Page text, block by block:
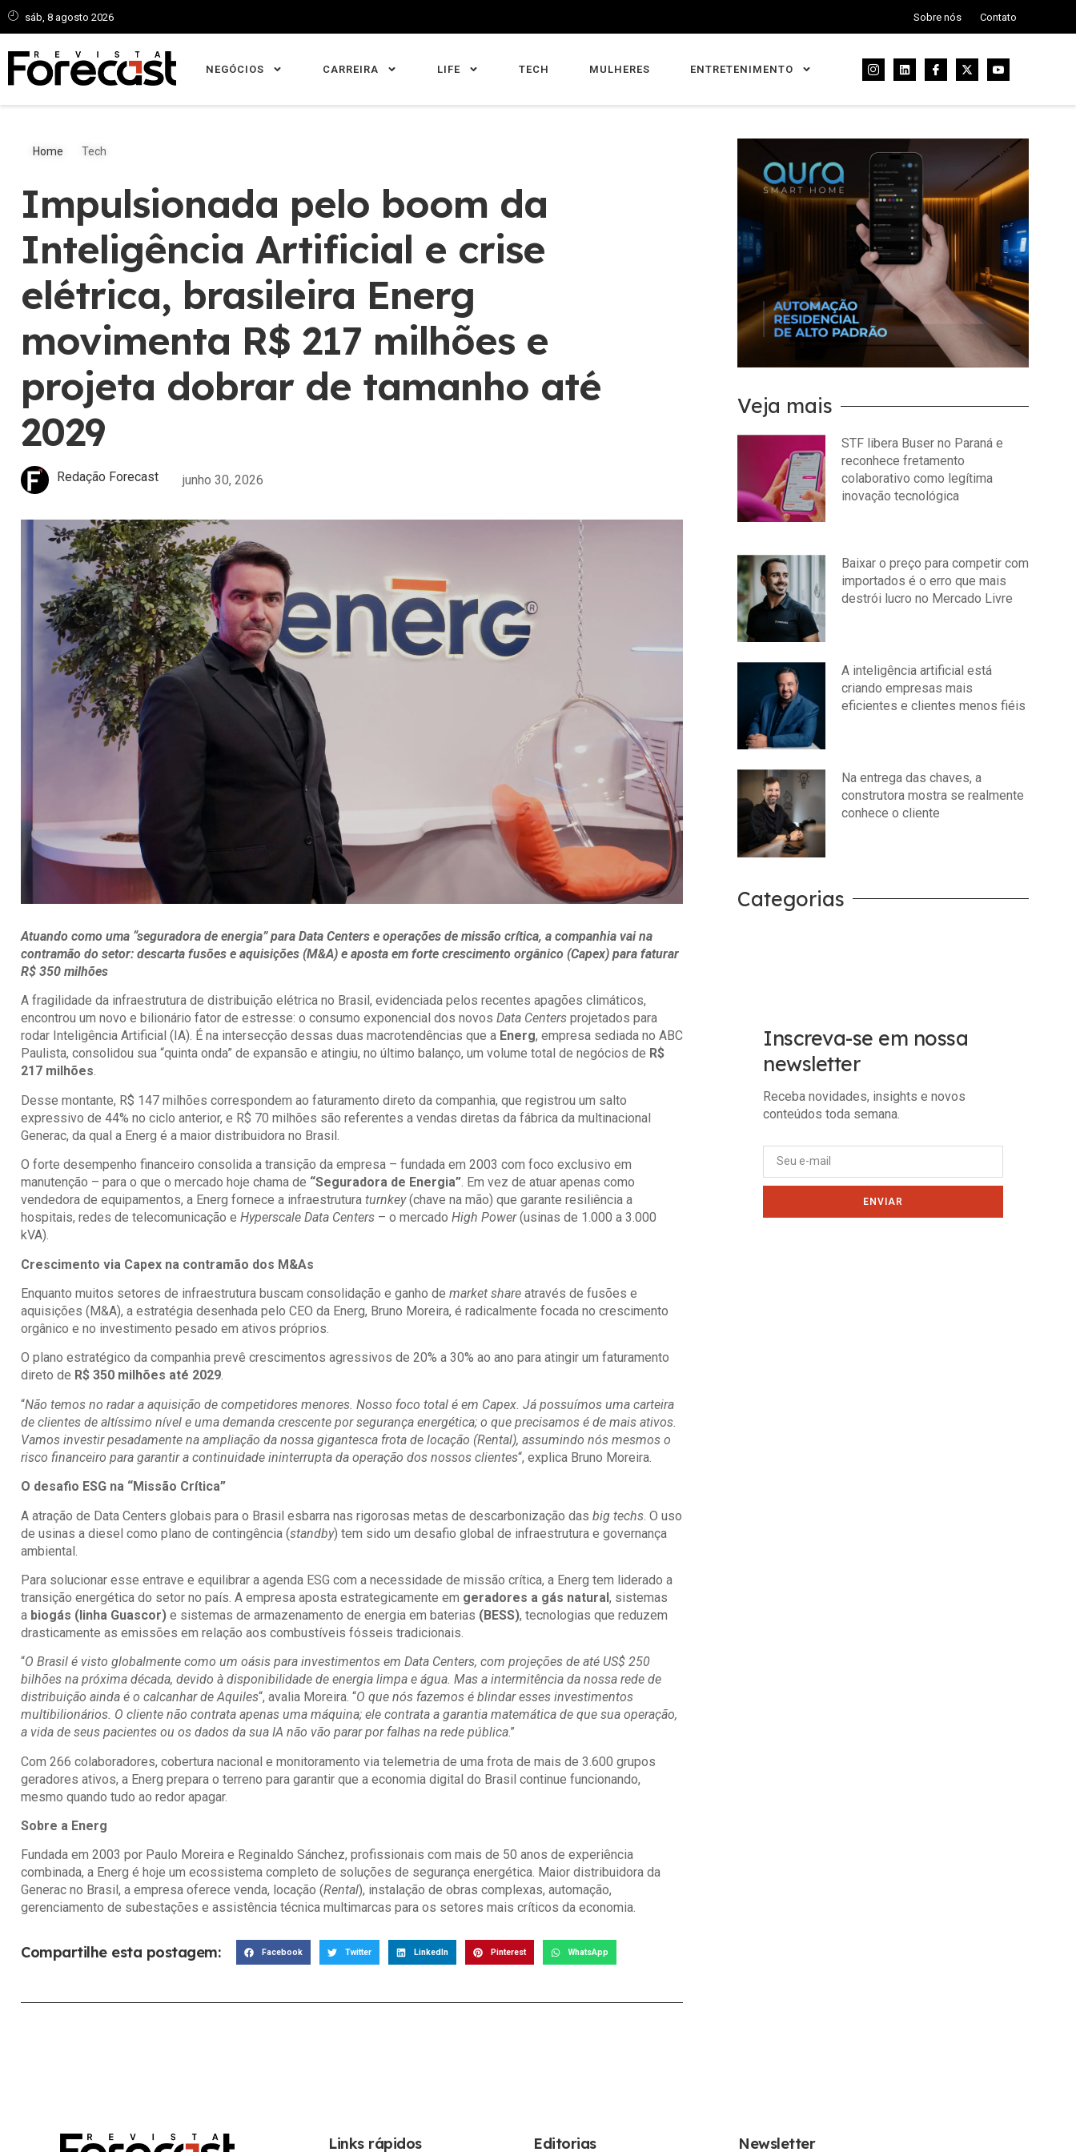
sáb, 8 agosto 2026 Sobre nós Contato
NEGÓCIOS CARREIRA LIFE TECH MULHERES ENTRETENIMENTO
Home Tech
Impulsionada pelo boom da
Inteligência Artificial e crise
elétrica, brasileira Energ
movimenta R$ 217 milhões e
projeta dobrar de tamanho até
2029
Redação Forecast junho 30, 2026
Atuando como uma “seguradora de energia” para Data Centers e operações de missão crítica, a companhia vai na
contramão do setor: descarta fusões e aquisições (M&A) e aposta em forte crescimento orgânico (Capex) para faturar
R$ 350 milhões
A fragilidade da infraestrutura de distribuição elétrica no Brasil, evidenciada pelos recentes apagões climáticos,
encontrou um novo e bilionário fator de estresse: o consumo exponencial dos novos Data Centers projetados para
rodar Inteligência Artificial (IA). É na intersecção dessas duas macrotendências que a Energ, empresa sediada no ABC
Paulista, consolidou sua “quinta onda” de expansão e atingiu, no último balanço, um volume total de negócios de R$
217 milhões.
Desse montante, R$ 147 milhões correspondem ao faturamento direto da companhia, que registrou um salto
expressivo de 44% no ciclo anterior, e R$ 70 milhões são referentes a vendas diretas da fábrica da multinacional
Generac, da qual a Energ é a maior distribuidora no Brasil.
O forte desempenho financeiro consolida a transição da empresa – fundada em 2003 com foco exclusivo em
manutenção – para o que o mercado hoje chama de “Seguradora de Energia”. Em vez de atuar apenas como
vendedora de equipamentos, a Energ fornece a infraestrutura turnkey(chave na mão) que garante resiliência a
hospitais, redes de telecomunicação e Hyperscale Data Centers – o mercado High Power(usinas de 1.000 a 3.000
kVA).
Crescimento via Capex na contramão dos M&As
Enquanto muitos setores de infraestrutura buscam consolidação e ganho de market share através de fusões e
aquisições (M&A), a estratégia desenhada pelo CEO da Energ, Bruno Moreira, é radicalmente focada no crescimento
orgânico e no investimento pesado em ativos próprios.
O plano estratégico da companhia prevê crescimentos agressivos de 20% a 30% ao ano para atingir um faturamento
direto de R$ 350 milhões até 2029.
“Não temos no radar a aquisição de competidores menores. Nosso foco total é em Capex. Já possuímos uma carteira
de clientes de altíssimo nível e uma demanda crescente por segurança energética; o que precisamos é de mais ativos.
Vamos investir pesadamente na ampliação da nossa gigantesca frota de locação (Rental), assumindo nós mesmos o
risco financeiro para garantir a continuidade ininterrupta da operação dos nossos clientes“, explica Bruno Moreira.
O desafio ESG na “Missão Crítica”
A atração de Data Centers globais para o Brasil esbarra nas rigorosas metas de descarbonização das big techs . O uso
de usinas a diesel como plano de contingência (standby) tem sido um desafio global de infraestrutura e governança
ambiental.
Para solucionar esse entrave e equilibrar a agenda ESG com a necessidade de missão crítica, a Energ tem liderado a
transição energética do setor no país. A empresa aposta estrategicamente em geradores a gás natural, sistemas
a biogás (linha Guascor) e sistemas de armazenamento de energia em baterias (BESS), tecnologias que reduzem
drasticamente as emissões em relação aos combustíveis fósseis tradicionais.
“O Brasil é visto globalmente como um oásis para investimentos em Data Centers, com projeções de até US$ 250
bilhões na próxima década, devido à disponibilidade de energia limpa e água. Mas a intermitência da nossa rede de
distribuição ainda é o calcanhar de Aquiles“, avalia Moreira. “O que nós fazemos é blindar esses investimentos
multibilionários. O cliente não contrata apenas uma máquina; ele contrata a garantia matemática de que sua operação,
a vida de seus pacientes ou os dados da sua IA não vão parar por falhas na rede pública.”
Com 266 colaboradores, cobertura nacional e monitoramento via telemetria de uma frota de mais de 3.600 grupos
geradores ativos, a Energ prepara o terreno para garantir que a economia digital do Brasil continue funcionando,
mesmo quando tudo ao redor apagar.
Sobre a Energ
Fundada em 2003 por Paulo Moreira e Reginaldo Sánchez, profissionais com mais de 50 anos de experiência
combinada, a Energ é hoje um ecossistema completo de soluções de segurança energética. Maior distribuidora da
Generac no Brasil, a empresa oferece venda, locação (Rental), instalação de obras complexas, automação,
gerenciamento de subestações e assistência técnica multimarcas para os setores mais críticos da economia.
Compartilhe esta postagem: Facebook Twitter LinkedIn Pinterest WhatsApp
Veja mais
STF libera Buser no Paraná e
reconhece fretamento
colaborativo como legítima
inovação tecnológica
Baixar o preço para competir com
importados é o erro que mais
destrói lucro no Mercado Livre
A inteligência artificial está
criando empresas mais
eficientes e clientes menos fiéis
Na entrega das chaves, a
construtora mostra se realmente
conhece o cliente
Categorias
Inscreva-se em nossa
newsletter
Receba novidades, insights e novos
conteúdos toda semana.
ENVIAR
Links rápidos Editorias Newsletter